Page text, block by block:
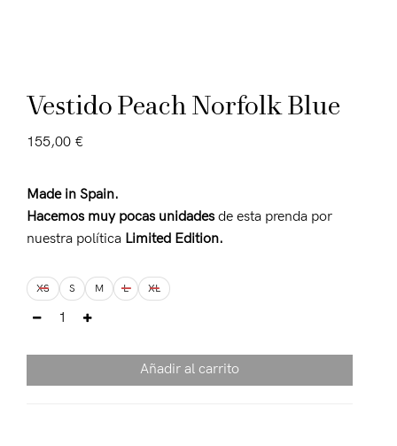
Vestido Peach Norfolk Blue
155,00 €
Made in Spain.
Hacemos muy pocas unidadesde esta prenda por
nuestra política Limited Edition.
XS S M L XL
Añadir al carrito